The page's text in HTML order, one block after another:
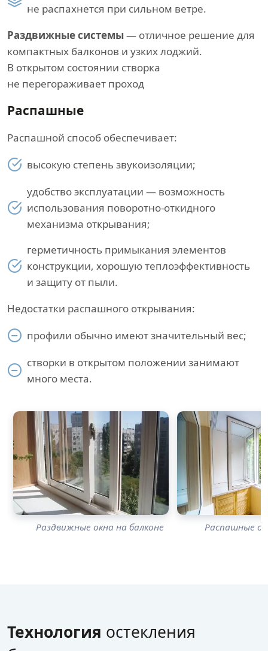
не распахнется при сильном ветре.
Раздвижные системы — отличное решение для
компактных балконов и узких лоджий.
В открытом состоянии створка
не перегораживает проход
Распашные
Распашной способ обеспечивает:
высокую степень звукоизоляции;
удобство эксплуатации — возможность
использования поворотно-откидного
механизма открывания;
герметичность примыкания элементов
конструкции, хорошую теплоэффективность
и защиту от пыли.
Недостатки распашного открывания:
профили обычно имеют значительный вес;
створки в открытом положении занимают
много места.
Раздвижные окна на балконе Распашные
Технология остекления